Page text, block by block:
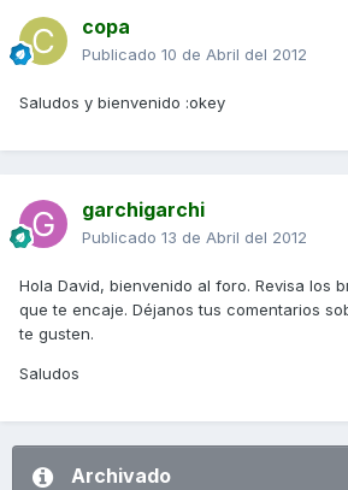
copa
Publicado 10 de Abril del 2012
Saludos y bienvenido :okey
garchigarchi
Publicado 13 de Abril del 2012
Hola David, bienvenido al foro. Revisa los
que te encaje. Déjanos tus comentarios
te gusten.
Saludos
Archivado